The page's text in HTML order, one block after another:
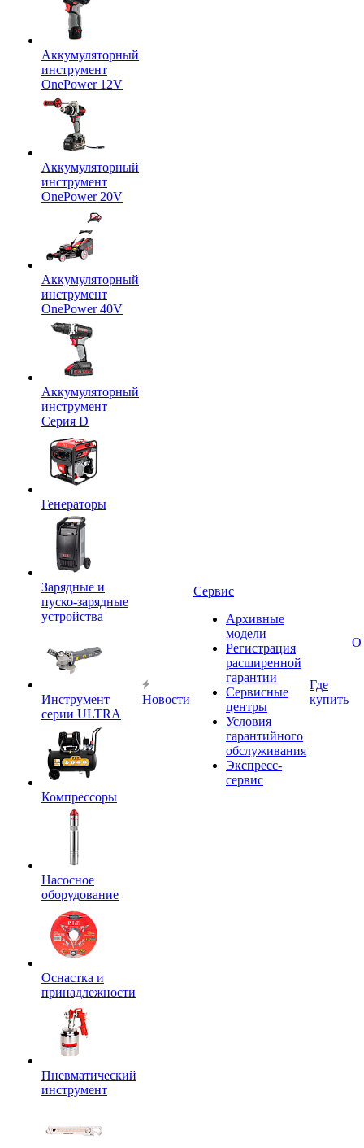
Аккумуляторный
инструмент
OnePower 12V
Аккумуляторный
инструмент
OnePower 20V
Аккумуляторный
инструмент
OnePower 40V
Аккумуляторный
инструмент
Серия D
Генераторы
Зарядные и
пуско-зарядные
устройства
Инструмент
серии ULTRA
Компрессоры
Насосное
оборудование
Оснастка и
принадлежности
Пневматический
инструмент
Новости
Сервис
Архивные
модели
Регистрация
расширенной
гарантии
Сервисные
центры
Условия
гарантийного
обслуживания
Экспресс-
сервис
Где
купить
О